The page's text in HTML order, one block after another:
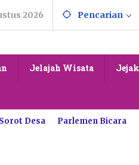
2026 Pencarian
Jelajah Wisata
Sorot Desa Parlemen Bicara